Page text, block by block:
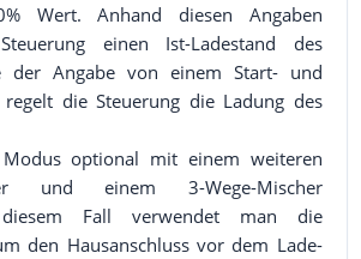
Wert. Anhand diesen Angaben
einen Ist-Ladestand des
der Angabe von einem Start- und
die Steuerung die Ladung des
optional mit einem weiteren
und einem 3-Wege-Mischer
Fall verwendet man die
den Hausanschluss vor dem Lade-